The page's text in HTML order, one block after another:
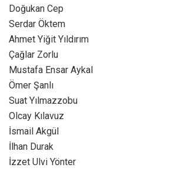
Doğukan Cep
Serdar Öktem
Ahmet Yiğit Yıldırım
Çağlar Zorlu
Mustafa Ensar Aykal
Ömer Şanlı
Suat Yılmazzobu
Olcay Kılavuz
İsmail Akgül
İlhan Durak
İzzet Ulvi Yönter